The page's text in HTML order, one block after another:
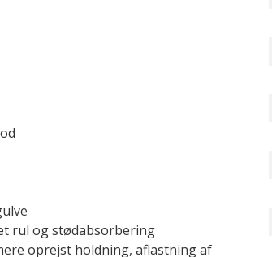
rul og stødabsorbering
oprejst holdning, aflastning af